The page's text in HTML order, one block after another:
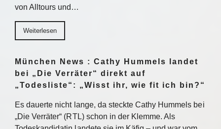
von Alltours und…
Weiterlesen
München News : Cathy Hummels landet
bei „Die Verräter“ direkt auf
„Todesliste“: „Wisst ihr, wie fit ich bin?“
Es dauerte nicht lange, da steckte Cathy Hummels bei
„Die Verräter“ (RTL) schon in der Klemme. Als